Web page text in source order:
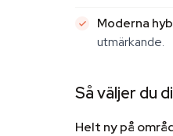
Moderna
utmärkande.
Så väljer du
Helt ny på